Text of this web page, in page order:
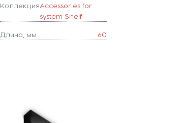
КоллекцияAccessories for
system Shelf
Длина, мм 60